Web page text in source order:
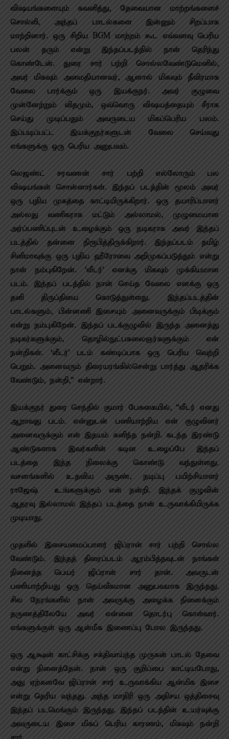
விஷயங்களையும் கவனித்து, தேவையான மாற்றங்களைச்
சொல்லி, அந்தப் பாடல்களை இன்னும் சிறப்பாக
மாற்றினார். ஒரு சிறிய BGM மாற்றம் கூட எவ்வளவு பெரிய
பலன் தரும் என்று இந்தப்படத்தில் நான் தெரிந்து
கொண்டேன். துரை சார் பற்றி சொல்லவேண்டுமெனில்,
அவர் மிகவும் அமைதியானவர், ஆனால் மிகவும் தீவிரமாக
வேலை பார்க்கும் ஒரு இயக்குநர். அவர் குழுவை
முன்னேற்றும் விதமும், ஒவ்வொரு விஷயத்தையும் சீராக
செய்து முடிப்பதும் அவருடைய மிகப்பெரிய பலம்.
இப்படிப்பட்ட இயக்குநர்களுடன் வேலை செய்வது
எங்களுக்கு ஒரு பெரிய அனுபவம்.
லெஜண்ட் சரவணன் சார் பற்றி எல்லோரும் பல
விஷயங்கள் சொன்னார்கள். இந்தப் படத்தின் மூலம் அவர்
ஒரு புதிய முகத்தை காட்டியிருக்கிறார். ஒரு தயாரிப்பாளர்
அல்லது வணிகராக‌ மட்டும் அல்லாமல், முழுமையான‌
அர்ப்பணிப்புடன் உழைக்கும் ஒரு நடிகராக அவர் இந்தப்
படத்தில் தன்னை நிரூபித்திருக்கிறார். இந்தப்படம் தமிழ்
சினிமாவுக்கு ஒரு புதிய ஹீரோவை அறிமுகப்படுத்தும் என்று
நான் நம்புகிறேன். ‘லீடர்’ எனக்கு மிகவும் முக்கியமான
படம். இந்தப் படத்தில் நான் செய்த வேலை எனக்கு ஒரு
தனி திருப்தியை கொடுத்துள்ளது. இந்தப்படத்தின்
பாடல்களும், பின்னணி இசையும் அனைவருக்கும் பிடிக்கும்
என்று நம்புகிறேன். இந்தப் படக்குழுவில் இருந்த அனைத்து
நடிகர்களுக்கும், தொழில்நுட்பகலைஞர்களுக்கும் என்
நன்றிகள். ‘லீடர்’ படம் கண்டிப்பாக ஒரு பெரிய வெற்றி
பெறும். அனைவரும் திரையரங்கில்சென்று பார்த்து ஆதரிக்க
வேண்டும், நன்றி,” என்றார்.
இயக்குநர் துரை செந்தில் குமார் பேசுகையில், “லீடர் எனது
ஆறாவது படம். என்னுடன் பணியாற்றிய என் குழுவினர்
அனைவருக்கும் என் இதயம் கனிந்த நன்றி. கடந்த இரண்டு
ஆண்டுகளாக இவர்களின் கடின உழைப்பே இந்தப்
படத்தை இந்த நிலைக்கு கொண்டு வந்துள்ளது.
வசனங்களில் உதவிய அருண், நடிப்பு பயிற்சியாளர்
ராஜேஷ் – உங்களுக்கும் என் நன்றி. இந்தக் குழுவின்
ஆதரவு இல்லாமல் இந்தப் படத்தை நான் உருவாக்கியிருக்க
முடியாது.
முதலில் இசையமைப்பாளர் ஜிப்ரான் சார் பற்றி சொல்ல
வேண்டும். இந்தத் திரைப்படம் ஆரம்பித்தவுடன் நாங்கள்
நினைத்த பெயர் ஜிப்ரான் சார் தான். அவருடன்
பணியாற்றியது ஒரு தெய்வீகமான அனுபவமாக இருந்தது.
சில நேரங்களில் நான் அவருக்கு அழைக்க நினைக்கும்
தருணத்திலேயே அவர் என்னை தொடர்பு கொள்வார்.
எங்களுக்குள் ஒரு ஆன்மீக இணைப்பு போல இருந்தது.
ஒரு ஆக்ஷன் காட்சிக்கு சக்திவாய்ந்த முருகன் பாடல் தேவை
என்று நினைத்தேன். நான் ஒரு குறிப்பை காட்டியபோது,
அது ஏற்கனவே ஜிப்ரான் சார் உருவாக்கிய ஆன்மிக இசை
என்று தெரிய வந்தது. அந்த மாதிரி ஒரு அதிசய ஒத்திசைவு
இந்தப் படமெங்கும் இருந்தது. இந்தப் படத்தின் உயர்வுக்கு
அவருடைய இசை மிகப் பெரிய காரணம், மிகவும் நன்றி